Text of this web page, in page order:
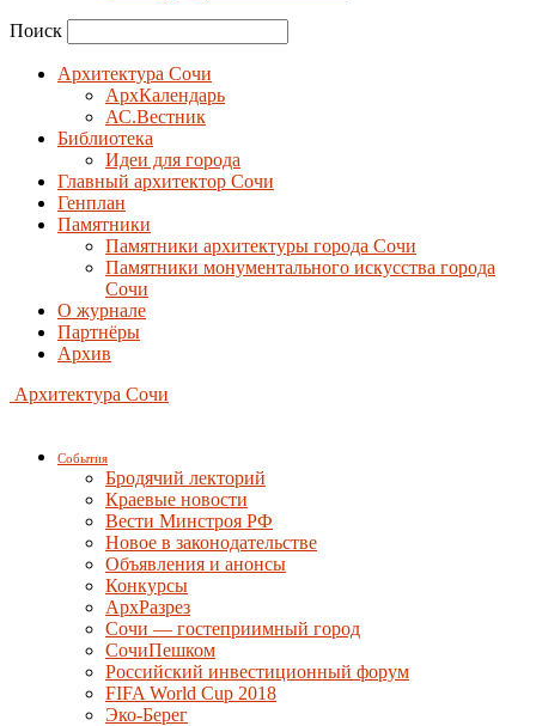
Поиск
Архитектура Сочи
АрхКалендарь
АС.Вестник
Библиотека
Идеи для города
Главный архитектор Сочи
Генплан
Памятники
Памятники архитектуры города Сочи
Памятники монументального искусства города
Сочи
О журнале
Партнёры
Архив
Архитектура Сочи
События
Бродячий лекторий
Краевые новости
Вести Минстроя РФ
Новое в законодательстве
Объявления и анонсы
Конкурсы
АрхРазрез
Сочи — гостеприимный город
СочиПешком
Российский инвестиционный форум
FIFA World Cup 2018
Эко-Берег